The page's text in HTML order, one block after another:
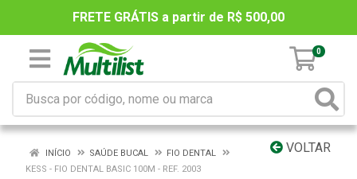
FRETE GRÁTIS a partir de R$ 500,00
0
VOLTAR
INÍCIO SAÚDE BUCAL
FIO DENTAL
KESS - FIO DENTAL BASIC 100M - REF. 2003